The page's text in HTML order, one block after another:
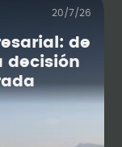
20/7/26
de
decisión